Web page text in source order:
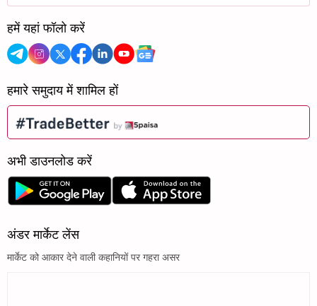
हमें यहां फॉलो करें
हमारे समुदाय में शामिल हों
अभी डाउनलोड करें
अंडर मार्केट लेंस
मार्केट को आकार देने वाली कहानियों पर गहरा असर